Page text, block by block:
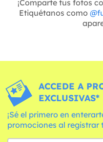
¡Comparte tus fotos
Etiquétanos como
ACCEDE A
EXCLUSIVAS*
¡Sé el primero en
promociones al registrar